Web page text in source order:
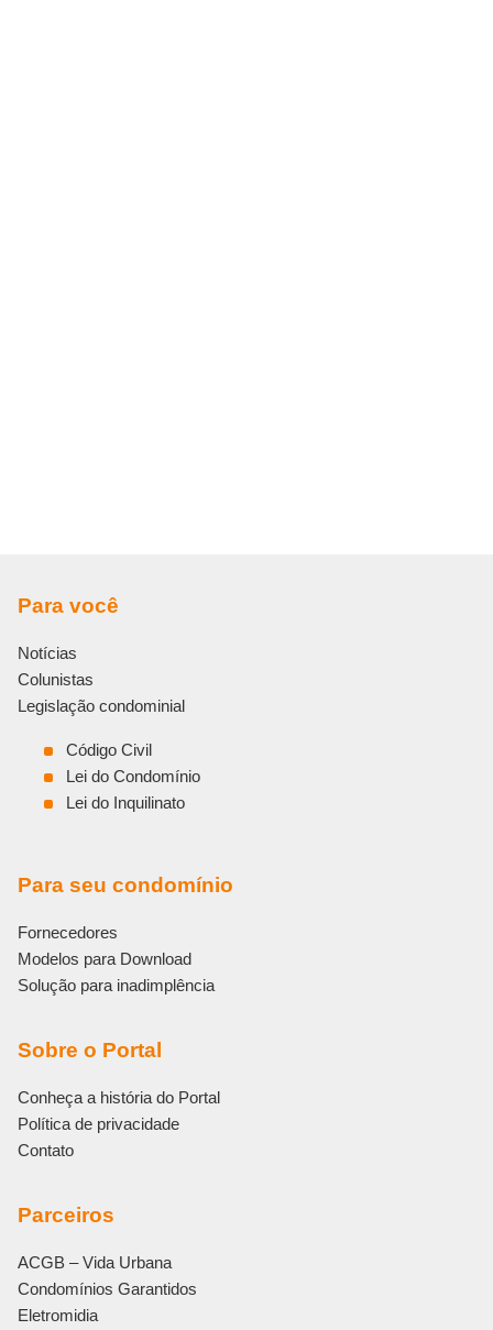
Para você
Notícias
Colunistas
Legislação condominial
Código Civil
Lei do Condomínio
Lei do Inquilinato
Para seu condomínio
Fornecedores
Modelos para Download
Solução para inadimplência
Sobre o Portal
Conheça a história do Portal
Política de privacidade
Contato
Parceiros
ACGB – Vida Urbana
Condomínios Garantidos
Eletromidia